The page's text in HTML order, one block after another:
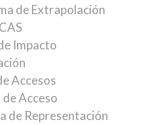
de Extrapolación
Impacto
Accesos
Acceso
de Representación